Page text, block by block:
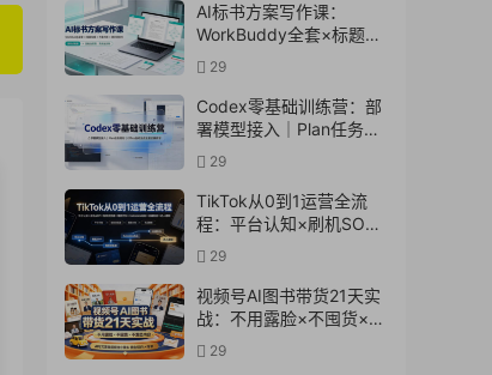
AI标书方案写作课：
WorkBuddy全套×标题生
成×方案大纲×提示词技巧
×废标点检查×豆包流程
图，高效出方案
29
Codex零基础训练营：部
署模型接入｜Plan任务规
划｜Office自动生成全套
实操教学
29
TikTok从0到1运营全流
程：平台认知×刷机SOP×
指纹浏览器×爆款对标
×Kalodata选品×店铺后台
×达人建联
29
视频号AI图书带货21天实
战：不用露脸×不囤货×不
发愁内容，AI写文案做视
频挂小黄车，佣金
29